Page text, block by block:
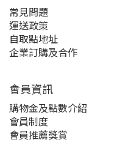
常見問題
運送政策
自取點地址
企業訂購及合作
會員資訊
購物金及點數介紹
會員制度
會員推薦獎賞